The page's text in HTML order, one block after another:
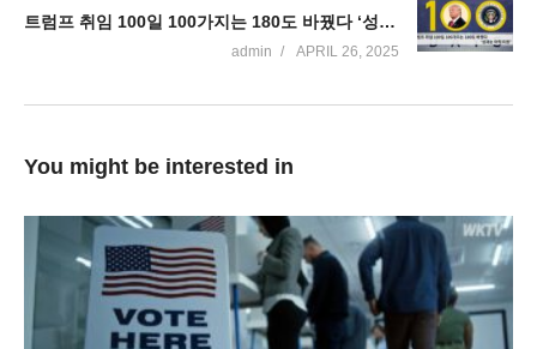
트럼프 취임 100일 100가지는 180도 바꿨다 ‘성과는 아직 미완’
admin APRIL 26, 2025
You might be interested in